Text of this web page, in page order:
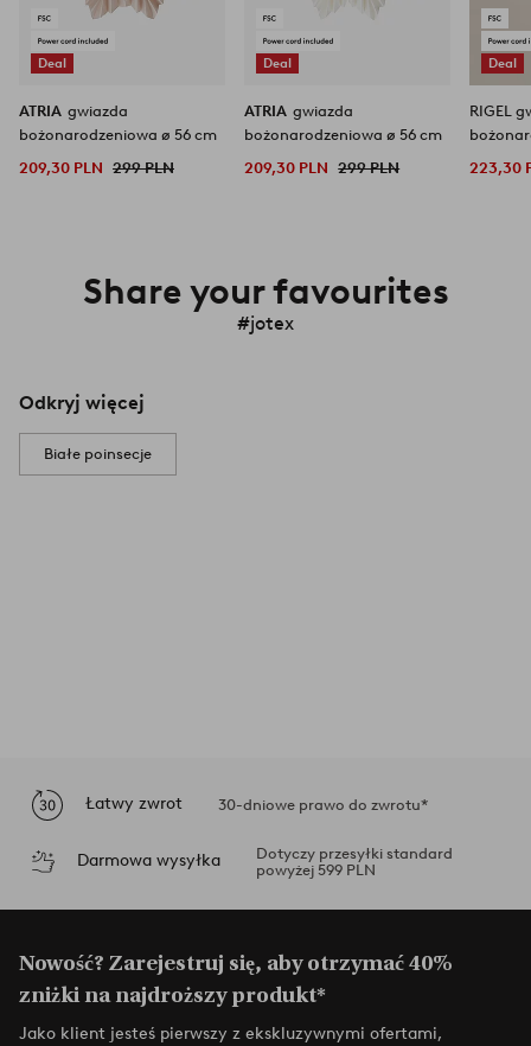
Deal
ATRIA gwiazda
bożonarodzeniowa ø 56 cm
209,30 PLN 299 PLN
Deal
ATRIA gwiazda
bożonarodzeniowa ø 56 cm
209,30 PLN
299 PLN
Deal
RIGEL
223,30
Share your favourites
#jotex
Odkryj więcej
Białe poinsecje
Łatwy zwrot 30-dniowe prawo do zwrotu*
Darmowa wysyłka
Dotyczy przesyłki standard
powyżej 599 PLN
Nowość? Zarejestruj się, aby otrzymać 40%
zniżki na najdroższy produkt*
Jako klient jesteś pierwszy z ekskluzywnymi ofertami,